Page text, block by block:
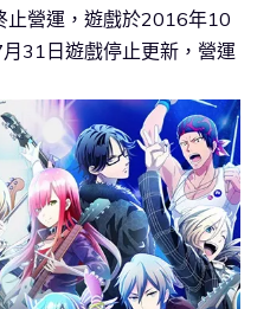
營運，遊戲於2016年10
31日遊戲停止更新，營運